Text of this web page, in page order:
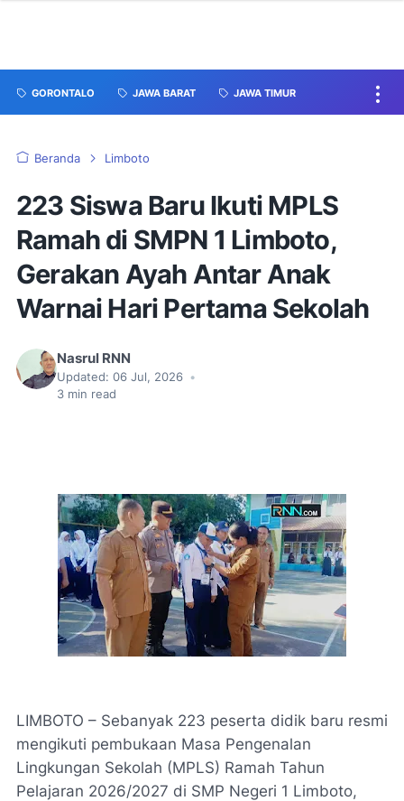
GORONTALO JAWA BARAT JAWA TIMUR
Beranda Limboto
223 Siswa Baru Ikuti MPLS
Ramah di SMPN 1 Limboto,
Gerakan Ayah Antar Anak
Warnai Hari Pertama Sekolah
Nasrul RNN
Updated: 06 Jul, 2026 •
3 min read
LIMBOTO – Sebanyak 223 peserta didik baru resmi
mengikuti pembukaan Masa Pengenalan
Lingkungan Sekolah (MPLS) Ramah Tahun
Pelajaran 2026/2027 di SMP Negeri 1 Limboto,